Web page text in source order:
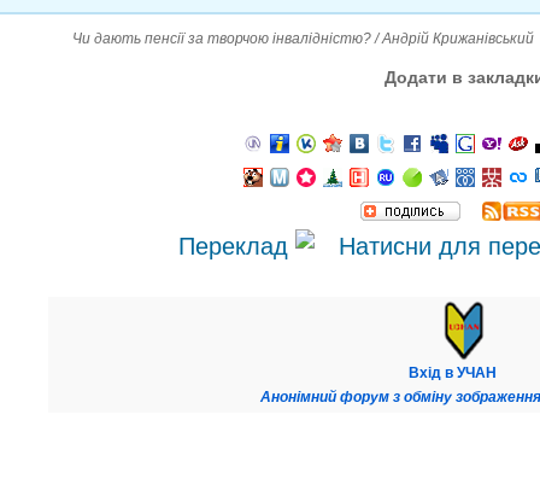
Чи дають пенсії за творчою інвалідністю? / Андрій Крижанівський
Додати в
Переклад
Вхід в УЧАН
Анонімний форум з обміну